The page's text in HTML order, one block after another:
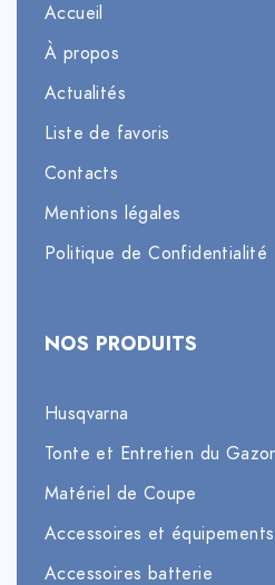
Accueil
À propos
Actualités
Liste de favoris
Contacts
Mentions légales
Politique de Confidentialité
NOS PRODUITS
Husqvarna
Tonte et Entretien du
Matériel de Coupe
Accessoires et équipements
Accessoires batterie